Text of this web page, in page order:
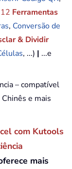
12 Ferramentas
, Conversão de
& Dividir
, ...) | ...e
– compatível
e mais
com Kutools
mais